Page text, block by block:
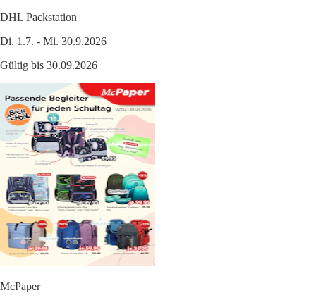
DHL Packstation
Di. 1.7. - Mi. 30.9.2026
Gültig bis 30.09.2026
McPaper